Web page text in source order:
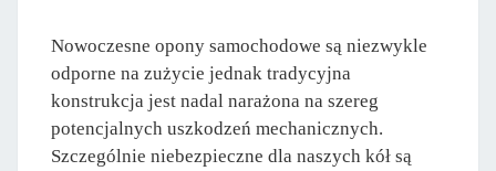
Nowoczesne opony samochodowe są niezwykle
odporne na zużycie jednak tradycyjna
konstrukcja jest nadal narażona na szereg
potencjalnych uszkodzeń mechanicznych.
Szczególnie niebezpieczne dla naszych kół są